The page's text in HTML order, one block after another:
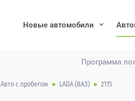
Программа
Новые автомобили
Авто с пробегом LADA (ВАЗ) 2115